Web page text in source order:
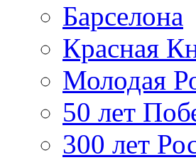
Барселона
Красная
Молодая
50 лет
300 лет